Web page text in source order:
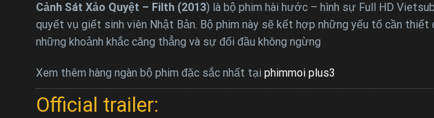
Cảnh Sát Xảo Quyệt – Filth (2013) là bộ phim hài hước – hình sự Full HD
quyết vụ giết sinh viên Nhật Bản. Bộ phim này sẽ kết hợp những yếu tố cần thiết
những khoảnh khắc căng thẳng và sự đối đầu không ngừng
Xem thêm hàng ngàn bộ phim đặc sắc nhất tại phimmoi plus3
Official trailer: